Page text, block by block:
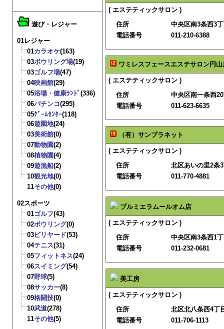
遊び・レジャー
01レジャー
01カラオケ(163)
03ボウリング場(19)
03ゴルフ場(47)
04映画館(29)
05浴場・健康ﾗﾝﾄﾞ(336)
06パチンコ(295)
05ｹﾞｰﾑｾﾝﾀｰ(118)
06遊園地(24)
03美術館(0)
07動物園(2)
08植物園(4)
09遊漁船(2)
10観光地(0)
11その他(0)
02スポーツ
01ゴルフ(43)
02ボウリング(0)
03ビリヤード(53)
04テニス(31)
05フィットネス(24)
06スイミング(54)
07野球(5)
08サッカー(8)
09格闘技(0)
10武道(278)
11その他(5)
( エステティックサロン )
住所
中央区南3条西3
電話番号
011-210-6388
ワミレスフェースエステサロン円山
( エステティックサロン )
住所
中央区南一条西
電話番号
011-623-6635
（有）サンプラネット
( エステティックサロン )
住所
北区あいの里2条
電話番号
011-770-4881
プルミエラムールオム店
( エステティックサロン )
住所
中央区南3条西1
電話番号
011-232-0681
美工房
( エステティックサロン )
住所
北区北八条西4丁
電話番号
011-706-1113